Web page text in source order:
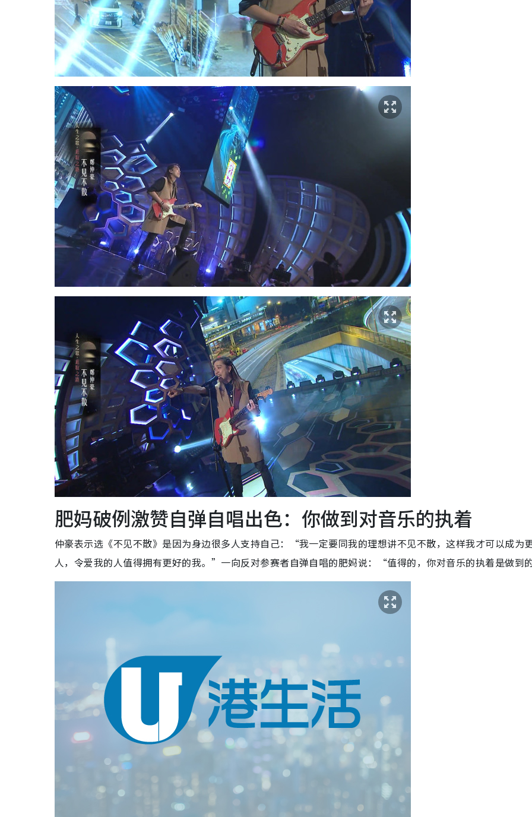
肥妈破例激赞自弹自唱出色：你做到对音乐的执着
仲豪表示选《不见不散》是因为身边很多人支持自己：“我一定要同我的理想讲不见不散，这样我才可以成为
人，令爱我的人值得拥有更好的我。”一向反对参赛者自弹自唱的肥妈说：“值得的，你对音乐的执着是做到